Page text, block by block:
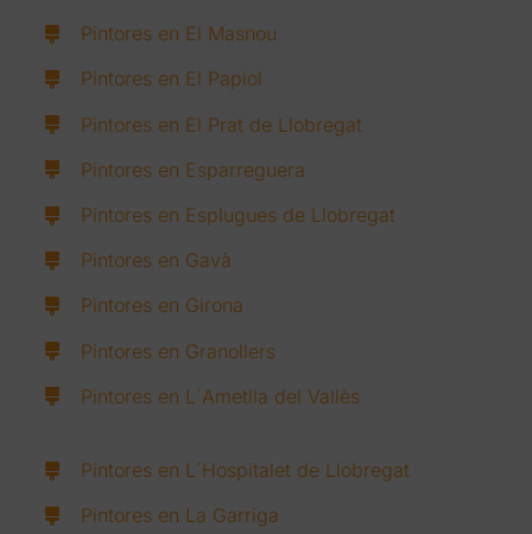
Pintores en El Masnou
Pintores en El Papiol
Pintores en El Prat de Llobregat
Pintores en Esparreguera
Pintores en Esplugues de Llobregat
Pintores en Gavà
Pintores en Girona
Pintores en Granollers
Pintores en L´Ametlla del Vallès
Pintores en L´Hospitalet de Llobregat
Pintores en La Garriga